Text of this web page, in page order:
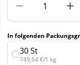
Wellness
In folgenden
30 St
749,64 €/1 kg